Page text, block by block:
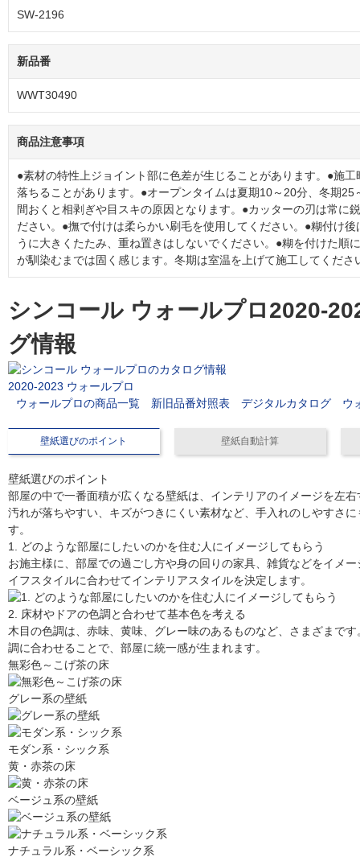
SW-2196
新品番
WWT30490
商品注意事項
●素材の特性上ジョイント部に色差が生じることがあります。●施
落ちることがあります。●オープンタイムは夏期10～20分、冬期25
間おくと相剥ぎや目スキの原因となります。●カッターの刃は常に
ださい。●撫で付けは柔らかい刷毛を使用してください。●糊付け
うに大きくたたみ、重ね置きはしないでください。●糊を付けた順
が馴染むまでは固く感じます。冬期は室温を上げて施工してくださ
シンコール ウォールプロ2020-
グ情報
2020-2023 ウォールプロ
ウォールプロの商品一覧
新旧品番対照表 デジタルカタログ ウ
壁紙選びのポイント 壁紙自動計算
壁紙選びのポイント
部屋の中で一番面積が広くなる壁紙は、インテリアのイメージを左
汚れが落ちやすい、キズがつきにくい素材など、手入れのしやすさ
す。
1. どのような部屋にしたいのかを住む人にイメージしてもらう
お施主様に、部屋での過ごし方や身の回りの家具、雑貨などをイメ
イフスタイルに合わせてインテリアスタイルを決定します。
2. 床材やドアの色調と合わせて基本色を考える
木目の色調は、赤味、黄味、グレー味のあるものなど、さまざまで
調に合わせることで、部屋に統一感が生まれます。
無彩色～こげ茶の床
グレー系の壁紙
モダン系・シック系
黄・赤茶の床
ベージュ系の壁紙
ナチュラル系・ベーシック系